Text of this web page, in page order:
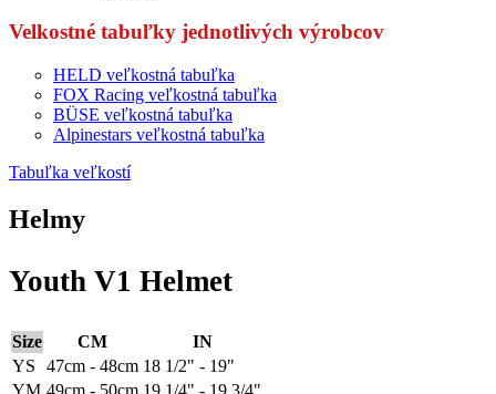
Velkostné tabuľky jednotlivých výrobcov
HELD veľkostná tabuľka
FOX Racing veľkostná tabuľka
BÜSE veľkostná tabuľka
Alpinestars veľkostná tabuľka
Tabuľka veľkostí
Helmy
Youth V1 Helmet
Size CM
IN
YS
47cm - 48cm 18 1/2" - 19"